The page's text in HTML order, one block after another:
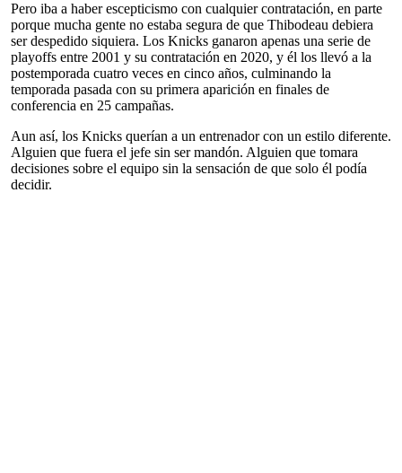
Pero iba a haber escepticismo con cualquier contratación, en parte
porque mucha gente no estaba segura de que Thibodeau debiera
ser despedido siquiera. Los Knicks ganaron apenas una serie de
playoffs entre 2001 y su contratación en 2020, y él los llevó a la
postemporada cuatro veces en cinco años, culminando la
temporada pasada con su primera aparición en finales de
conferencia en 25 campañas.
Aun así, los Knicks querían a un entrenador con un estilo diferente.
Alguien que fuera el jefe sin ser mandón. Alguien que tomara
decisiones sobre el equipo sin la sensación de que solo él podía
decidir.